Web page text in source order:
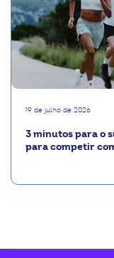
19 de julho de 2026
3 minutos para o
para competir